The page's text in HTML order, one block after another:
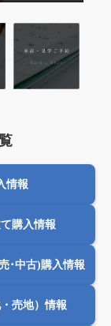
情報
購入情報
･中古)購入情報
売地）情報